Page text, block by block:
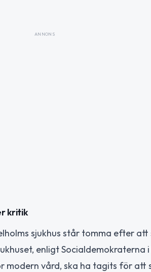
ANNONS
kritik
sjukhus står tomma efter
enligt Socialdemokraterna i
vård, ska ha tagits för att